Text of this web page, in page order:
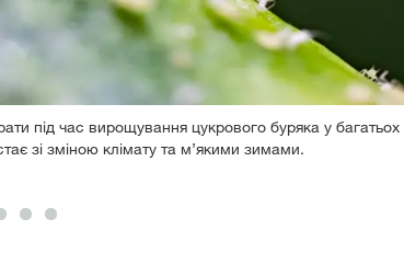
під час вирощування цукрового буряка у
зі зміною клімату та м’якими зимами.